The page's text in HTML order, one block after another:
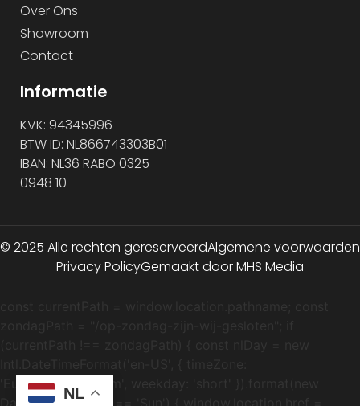
Over Ons
Showroom
Contact
Informatie
KVK: 94345996
BTW ID: NL866743303B01
IBAN: NL36 RABO 0325
0948 10
© 2025 Alle rechten gereserveerdAlgemene voorwaarden
Privacy PolicyGemaakt door MHS Media
'Europe/Amsterdam', weekday: 'short' }).format(new
Date()); if (nlDay === 'Sun') { window.location.href =
NL